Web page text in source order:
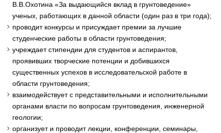
В.В.Охотина «За выдающийся вклад в грунтоведение»
ученых, работающих в данной области (один раз в три года);
проводит конкурсы и присуждает премии за лучшие
студенческие работы в области грунтоведения;
учреждает стипендии для студентов и аспирантов,
проявивших творческие потенции и добившихся
существенных успехов в исследовательской работе в
области грунтоведения;
взаимодействует с представительными и исполнительными
органами власти по вопросам грунтоведения, инженерной
геологии;
организует и проводит лекции, конференции, семинары,